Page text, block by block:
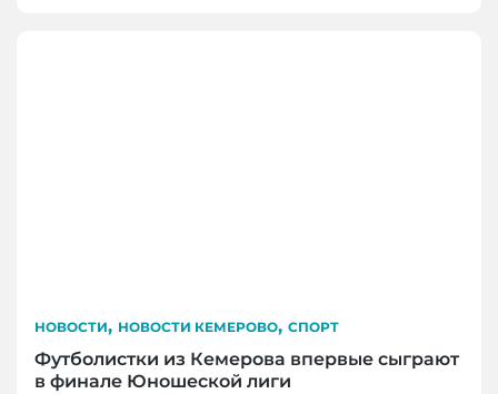
НОВОСТИ, НОВОСТИ КЕМЕРОВО, СПОРТ
Футболистки из Кемерова впервые сыграют
в финале Юношеской лиги